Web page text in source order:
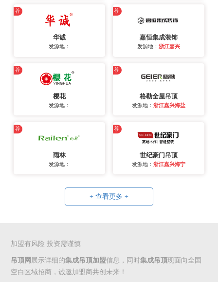
荐
华诚
发源地：
荐
嘉恒集成装饰
发源地： 浙江嘉兴
荐
樱花
发源地：
荐
格勒全屋吊顶
发源地： 浙江嘉兴海盐
荐
雨林
发源地：
荐
世纪豪门吊顶
发源地： 浙江嘉兴海宁
+ 查看更多 +
加盟有风险 投资需谨慎
吊顶网 展示详细的集成吊顶加盟信息，同时集成吊顶现面向全国
空白区域招商，诚邀加盟商共创未来！